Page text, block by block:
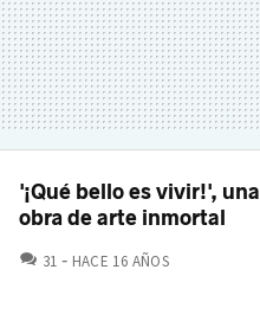
'¡Qué bello es vivir!', una
obra de arte inmortal
31 COMENTARIOS
HACE 16 AÑOS